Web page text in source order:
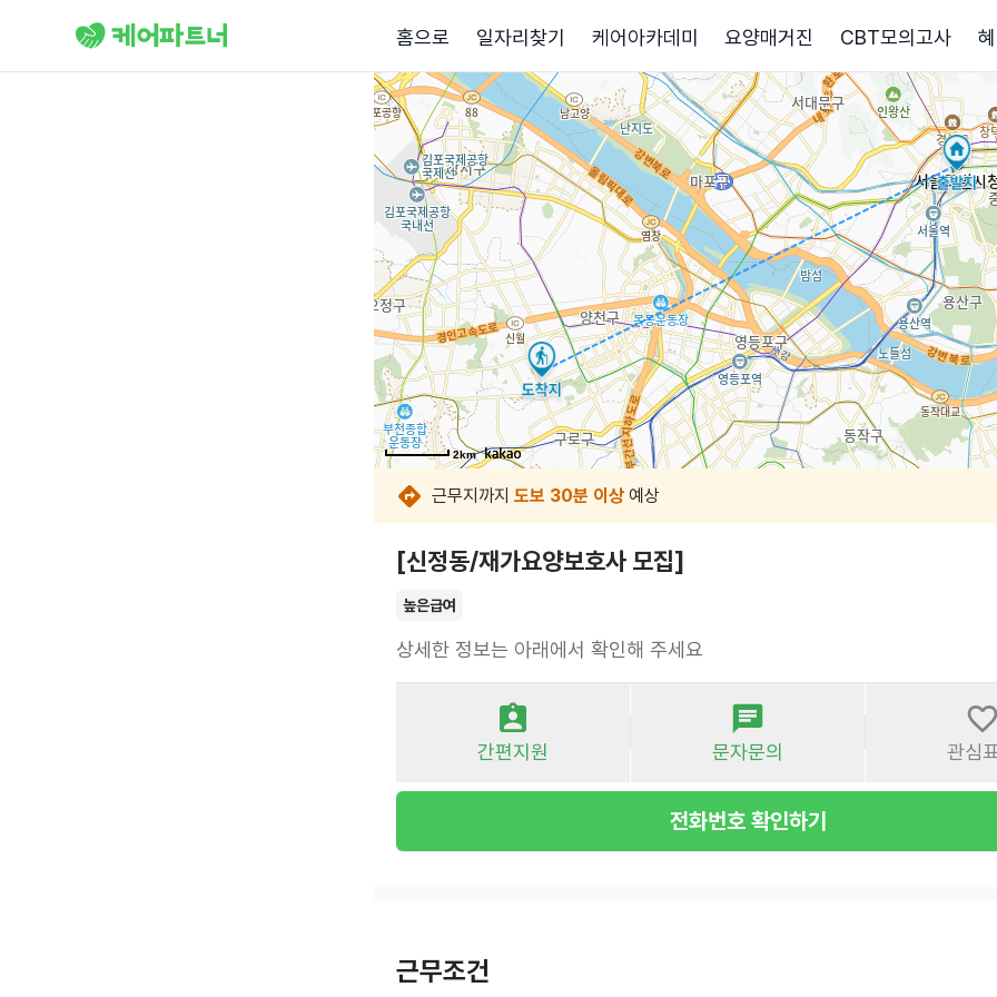
홈으로 일자리찾기 케어아카데미 요양매거진 CBT모의고사
2km
2km
2km
2km
2km
2km
2km
2km
근무지까지 도보 30분 이상 예상
[신정동/재가요양보호사 모집]
높은급여
상세한 정보는 아래에서 확인해 주세요
간편지원 문자문의 관심
전화번호 확인하기
근무조건